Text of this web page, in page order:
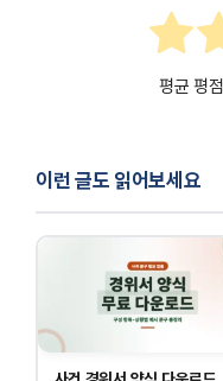
평균 평점
이런 글도 읽어보세요